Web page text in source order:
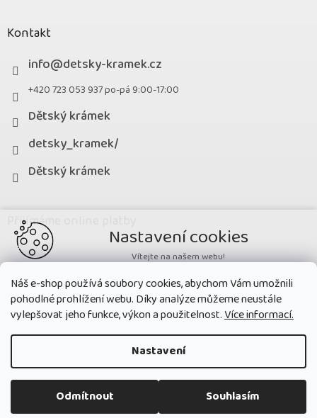
Náš e-shop používá soubory cookies, abychom Vám umožnili
pohodlné prohlížení webu. Díky analýze můžeme neustále
vylepšovat jeho funkce, výkon a použitelnost.Více informací.
Nastavení
Odmítnout Souhlasím
Kontakt
info@detsky-kramek.cz
+420 723 053 937 po-pá 9:00-17:00
Dětský krámek
detsky_kramek/
Dětský krámek
Přijímáme online platby
Copyright 2026Dětský krámek. Všechna práva vyhrazena.Upravit
Nastavení cookies
Vítejte na našem webu!
Potřebujeme nastavit cookies a související technologie, aby
zobrazovaný obsah odpovídal vašim potřebám a vy na webu nalezli
přesně to, co potřebujete. Soubory cookies používané na našem webu
nikdy neslouží ke zjišťování totožnosti uživatelů stránek.
Přijmout všechny cookies
Nastavit